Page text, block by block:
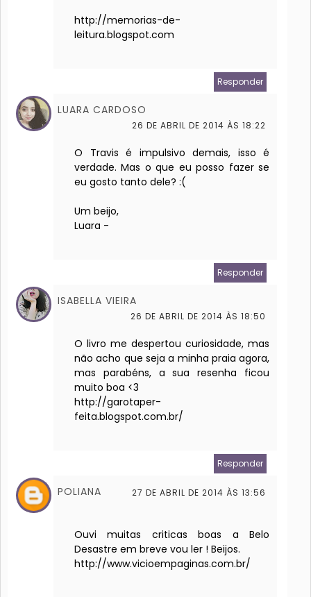
http://memorias-de-
leitura.blogspot.com
Responder
LUARA CARDOSO
26 DE ABRIL DE 2014 ÀS 18:22
O Travis é impulsivo demais, isso é
verdade. Mas o que eu posso fazer se
eu gosto tanto dele? :(
Um beijo,
Luara -
Responder
ISABELLA VIEIRA
26 DE ABRIL DE 2014 ÀS 18:50
O livro me despertou curiosidade, mas
não acho que seja a minha praia agora,
mas parabéns, a sua resenha ficou
muito boa <3
http://garotaper-
feita.blogspot.com.br/
Responder
POLIANA 27 DE ABRIL DE 2014 ÀS 13:56
Ouvi muitas criticas boas a Belo
Desastre em breve vou ler ! Beijos.
http://www.vicioempaginas.com.br/